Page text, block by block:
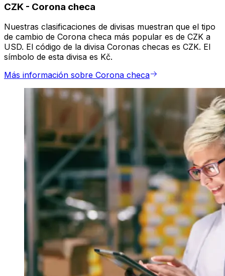
CZK - Corona checa
Nuestras clasificaciones de divisas muestran que el tipo
de cambio de Corona checa más popular es de CZK a
USD. El código de la divisa Coronas checas es CZK. El
símbolo de esta divisa es Kč.
Más información sobre Corona checa